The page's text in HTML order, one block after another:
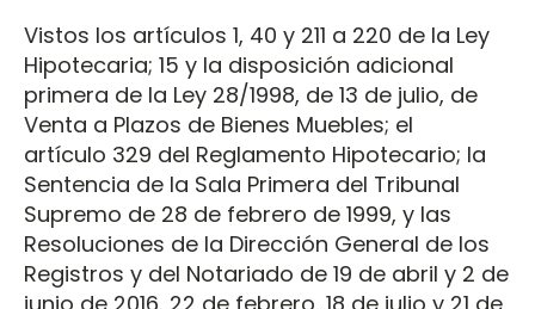
Vistos los artículos 1, 40 y 211 a 220 de la Ley
Hipotecaria; 15 y la disposición adicional
primera de la Ley 28/1998, de 13 de julio, de
Venta a Plazos de Bienes Muebles; el
artículo 329 del Reglamento Hipotecario; la
Sentencia de la Sala Primera del Tribunal
Supremo de 28 de febrero de 1999, y las
Resoluciones de la Dirección General de los
Registros y del Notariado de 19 de abril y 2 de